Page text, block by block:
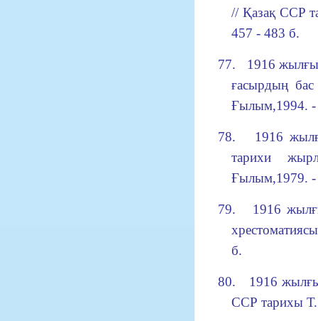
// Қазақ ССР
457 - 483 б.
77.
1916 жылғы
ғасырдың бас
Ғылым,1994. -
78.
1916
тарихи
Ғылым,1979. -
79.
1916
б.
80.
1916
ССР тарихы